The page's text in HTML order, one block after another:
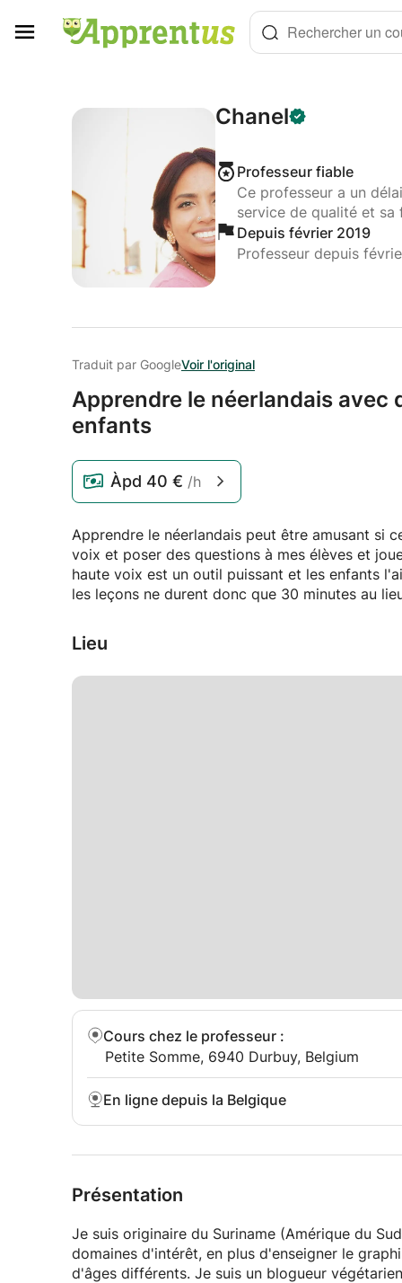
Rechercher un
Chanel
Professeur fiable
Ce professeur a un
service de qualité et sa
Depuis février 2019
Professeur depuis
Traduit par GoogleVoir l'original
Apprendre le néerlandais avec
enfants
Àpd 40 € /h
Apprendre le néerlandais peut être amusant si
voix et poser des questions à mes élèves et
haute voix est un outil puissant et les enfants
les leçons ne durent donc que 30 minutes au
Lieu
Cours chez le professeur :
Petite Somme, 6940 Durbuy, Belgium
En ligne depuis la Belgique
Présentation
Je suis originaire du Suriname (Amérique du
domaines d'intérêt, en plus d'enseigner le
d'âges différents. Je suis un blogueur